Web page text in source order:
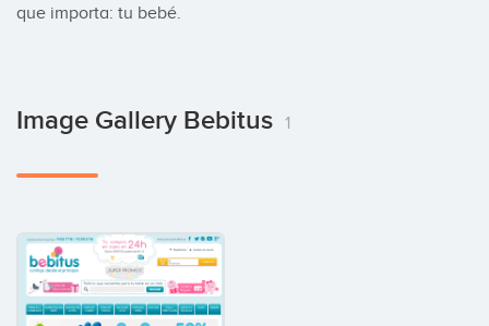
que importa: tu bebé.
Image Gallery Bebitus 1